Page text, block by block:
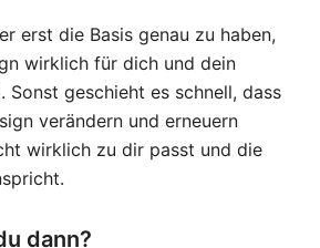
erst die Basis genau zu haben,
wirklich für dich und dein
Sonst geschieht es schnell, dass
verändern und erneuern
wirklich zu dir passt und die
dann?